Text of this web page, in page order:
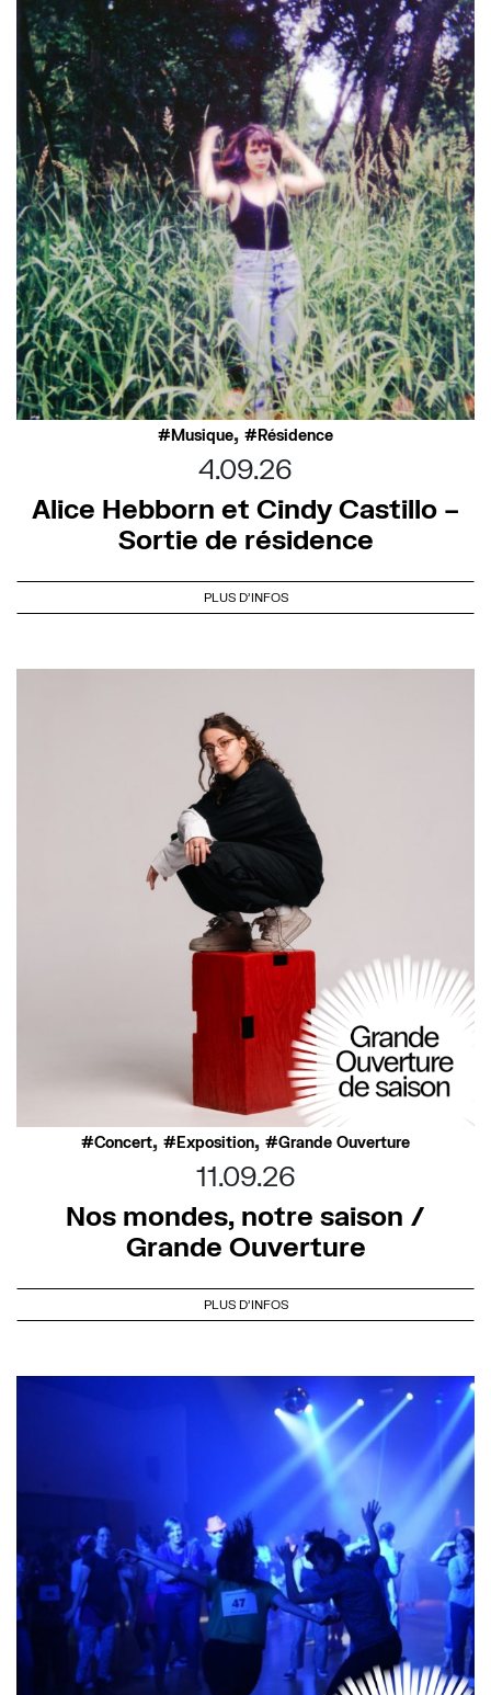
Musique, Résidence
4.09.26
Alice Hebborn et Cindy Castillo –
Sortie de résidence
PLUS D'INFOS
Concert, Exposition, Grande Ouverture
11.09.26
Nos mondes, notre saison /
Grande Ouverture
PLUS D'INFOS